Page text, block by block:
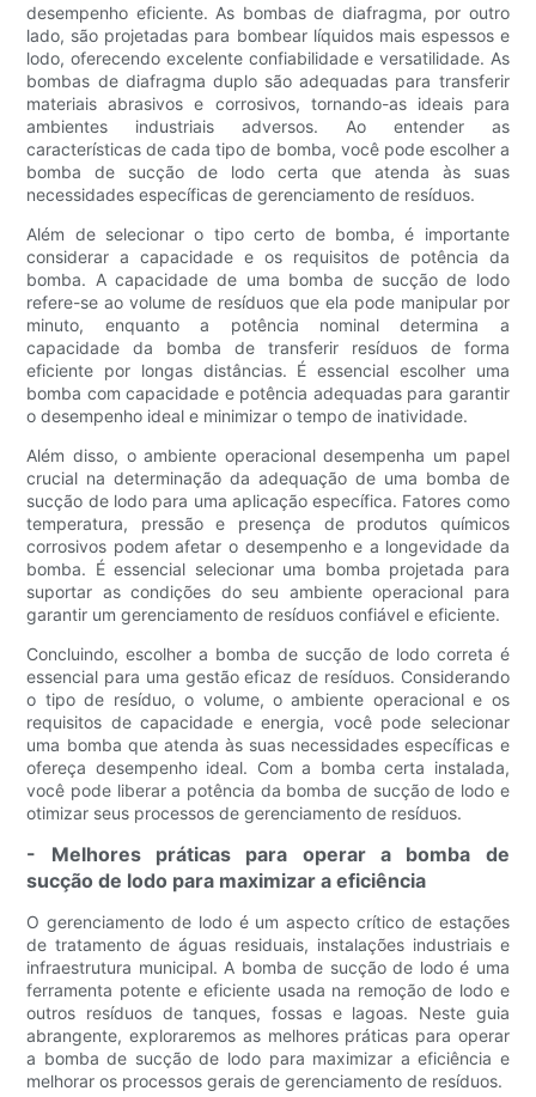
desempenho eficiente. As bombas de diafragma, por outro
lado, são projetadas para bombear líquidos mais espessos e
lodo, oferecendo excelente confiabilidade e versatilidade. As
bombas de diafragma duplo são adequadas para transferir
materiais abrasivos e corrosivos, tornando-as ideais para
ambientes industriais adversos. Ao entender as
características de cada tipo de bomba, você pode escolher a
bomba de sucção de lodo certa que atenda às suas
necessidades específicas de gerenciamento de resíduos.
Além de selecionar o tipo certo de bomba, é importante
considerar a capacidade e os requisitos de potência da
bomba. A capacidade de uma bomba de sucção de lodo
refere-se ao volume de resíduos que ela pode manipular por
minuto, enquanto a potência nominal determina a
capacidade da bomba de transferir resíduos de forma
eficiente por longas distâncias. É essencial escolher uma
bomba com capacidade e potência adequadas para garantir
o desempenho ideal e minimizar o tempo de inatividade.
Além disso, o ambiente operacional desempenha um papel
crucial na determinação da adequação de uma bomba de
sucção de lodo para uma aplicação específica. Fatores como
temperatura, pressão e presença de produtos químicos
corrosivos podem afetar o desempenho e a longevidade da
bomba. É essencial selecionar uma bomba projetada para
suportar as condições do seu ambiente operacional para
garantir um gerenciamento de resíduos confiável e eficiente.
Concluindo, escolher a bomba de sucção de lodo correta é
essencial para uma gestão eficaz de resíduos. Considerando
o tipo de resíduo, o volume, o ambiente operacional e os
requisitos de capacidade e energia, você pode selecionar
uma bomba que atenda às suas necessidades específicas e
ofereça desempenho ideal. Com a bomba certa instalada,
você pode liberar a potência da bomba de sucção de lodo e
otimizar seus processos de gerenciamento de resíduos.
- Melhores práticas para operar a bomba de
sucção de lodo para maximizar a eficiência
O gerenciamento de lodo é um aspecto crítico de estações
de tratamento de águas residuais, instalações industriais e
infraestrutura municipal. A bomba de sucção de lodo é uma
ferramenta potente e eficiente usada na remoção de lodo e
outros resíduos de tanques, fossas e lagoas. Neste guia
abrangente, exploraremos as melhores práticas para operar
a bomba de sucção de lodo para maximizar a eficiência e
melhorar os processos gerais de gerenciamento de resíduos.